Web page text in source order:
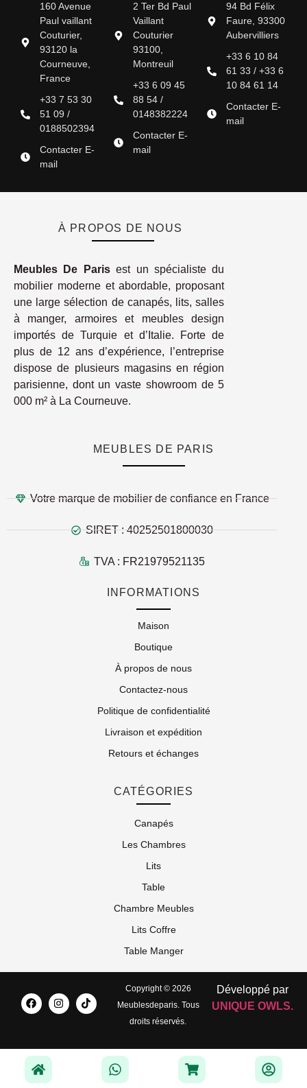
160 Avenue
Paul vaillant
Couturier,
93120 la
Courneuve,
France
+33 7 53 30
51 09 /
0188502394
Contacter E-
mail
2 Ter Bd Paul
Vaillant
Couturier
93100,
Montreuil
+33 6 09 45
88 54 /
0148382224
Contacter E-
mail
94 Bd Félix
Faure, 93300
Aubervilliers
+33 6 10 84
61 33 / +33 6
10 84 61 14
Contacter E-
mail
À PROPOS DE NOUS
Meubles De Parisest un spécialiste du
mobilier moderne et abordable, proposant
une large sélection de canapés, lits, salles
à manger, armoires et meubles design
importés de Turquie et d’Italie. Forte de
plus de 12 ans d’expérience, l’entreprise
dispose de plusieurs magasins en région
parisienne, dont un vaste showroom de 5
000 m² à La Courneuve.
MEUBLES DE PARIS
Votre marque de mobilier de confiance en France
SIRET : 40252501800030
TVA : FR21979521135
INFORMATIONS
Maison
Boutique
À propos de nous
Contactez-nous
Politique de confidentialité
Livraison et expédition
Retours et échanges
CATÉGORIES
Canapés
Les Chambres
Lits
Table
Chambre Meubles
Lits Coffre
Table Manger
Copyright © 2026
Meublesdeparis. Tous
droits réservés.
Développé par
UNIQUE OWLS.